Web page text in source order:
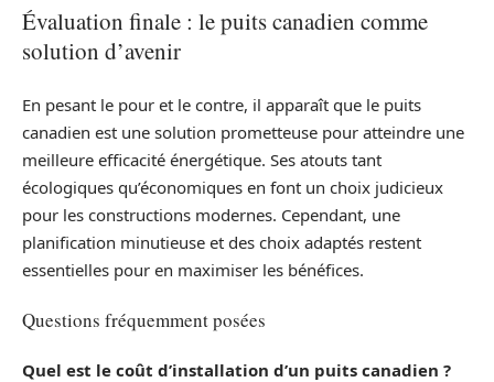
Évaluation finale : le puits canadien comme
solution d’avenir
En pesant le pour et le contre, il apparaît que le puits
canadien est une solution prometteuse pour atteindre une
meilleure efficacité énergétique. Ses atouts tant
écologiques qu’économiques en font un choix judicieux
pour les constructions modernes. Cependant, une
planification minutieuse et des choix adaptés restent
essentielles pour en maximiser les bénéfices.
Questions fréquemment posées
Quel est le coût d’installation d’un puits canadien ?